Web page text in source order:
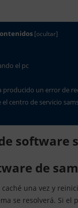
[ocultar]
el pc
producido un error de
centro de servicio
software
de
una vez y
se resolverá. Si el